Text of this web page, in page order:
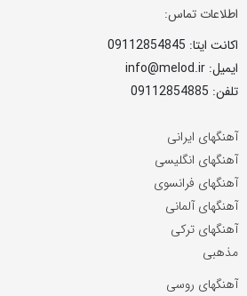
اطلاعات تماس:
اکانت ایتا: 09112854845
ایمیل: info@melod.ir
تلفن: 09112854885
آهنگهای ایرانی
آهنگهای انگلیسی
آهنگهای فرانسوی
آهنگهای آلمانی
آهنگهای ترکی
مذهبی
آهنگهای روسی